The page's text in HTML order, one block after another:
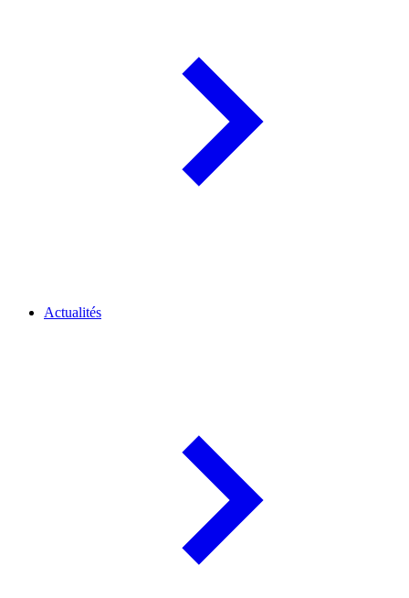
Actualités